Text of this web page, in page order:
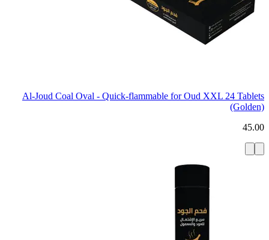
Al-Joud Coal Oval - Quick-flammable for Oud XXL 24 Tablets
(Golden)
45.00